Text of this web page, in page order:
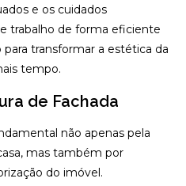
e os cuidados
trabalho de forma eficiente
transformar a estética da
tempo.
de Fachada
não apenas pela
mas também por
do imóvel.